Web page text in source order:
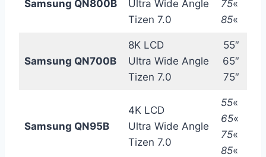
Samsung QN800B
Ultra Wide Angle
Tizen 7.0
75«
85«
Samsung QN700B
8K LCD
Ultra Wide Angle
Tizen 7.0
55″
65″
75″
Samsung QN95B
4K LCD
Ultra Wide Angle
Tizen 7.0
55«
65«
75«
85«